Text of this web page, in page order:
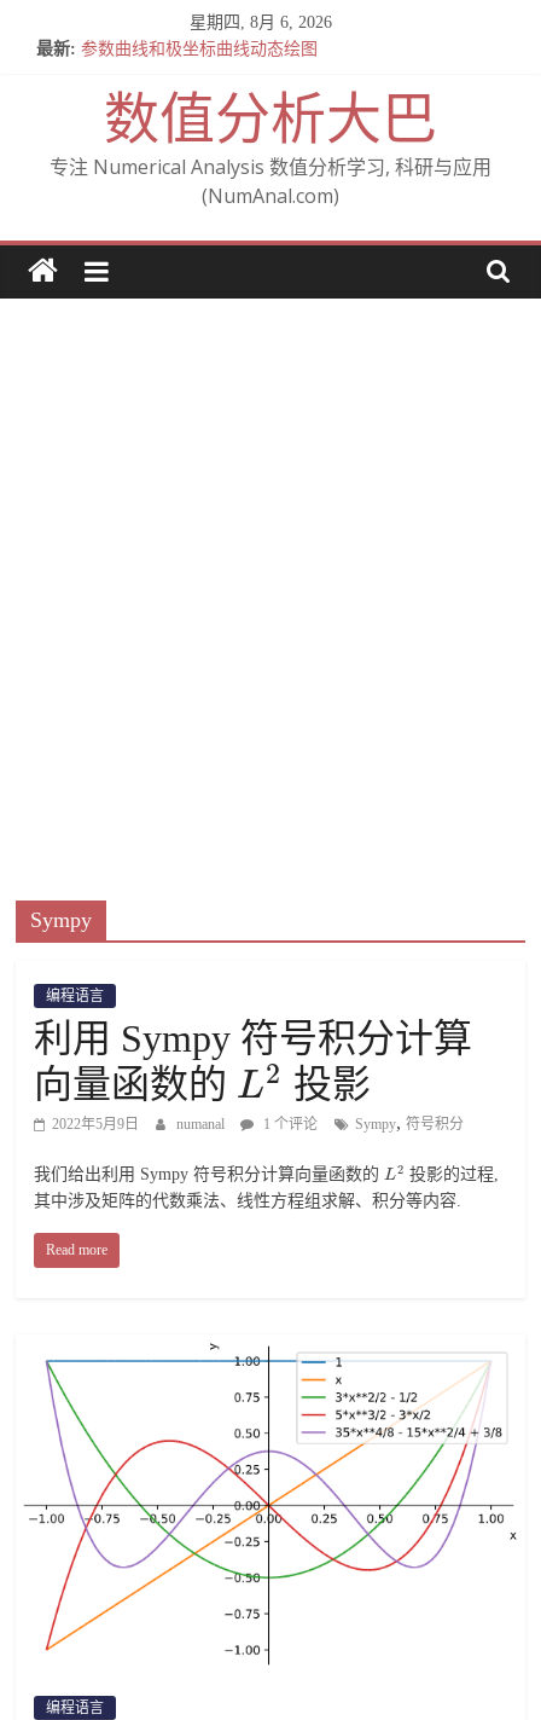
星期四, 8月 6, 2026
最新: 参数曲线和极坐标曲线动态绘图
关于混合偏导数相等的定理 — Clairaut 定理 (施瓦茨定理)
From Cartesian to polar (从笛卡尔坐标到极坐标)
A note on Gudi’s analysis of the IPDG method
数值分析大巴
专注 Numerical Analysis 数值分析学习, 科研与应用
(NumAnal.com)
Sympy
编程语言
利用 Sympy 符号积分计算
向量函数的 L2 投影
2022年5月9日 numanal 1 个评论 Sympy,符号积分
我们给出利用 Sympy 符号积分计算向量函数的L2 投影的过程,
其中涉及矩阵的代数乘法、线性方程组求解、积分等内容.
Read more
编程语言